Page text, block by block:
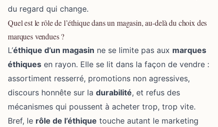
du regard qui change.
Quel est le rôle de l’éthique dans un magasin, au-delà du choix des
marques vendues ?
L’éthique d’un magasin ne se limite pas aux marques
éthiques en rayon. Elle se lit dans la façon de vendre :
assortiment resserré, promotions non agressives,
discours honnête sur la durabilité, et refus des
mécanismes qui poussent à acheter trop, trop vite.
Bref, le rôle de l’éthique touche autant le marketing